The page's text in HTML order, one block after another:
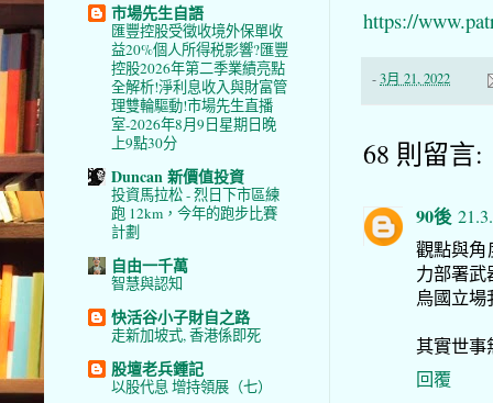
https://
-3月 21, 2022
68 則留言:
90後
觀點與角
力部署武
烏國立場
其實世事
回覆
市場先生自語
匯豐控股受徵收境外保單收
益20%個人所得税影響?匯豐
控股2026年第二季業績亮點
全解析!淨利息收入與財富管
理雙輪驅動!市場先生直播
室-2026年8月9日星期日晚
上9點30分
Duncan 新價值投資
投資馬拉松 - 烈日下市區練
跑 12km，今年的跑步比賽
計劃
自由一千萬
智慧與認知
快活谷小子財自之路
走新加坡式, 香港係即死
股壇老兵鍾記
以股代息 增持領展（七）